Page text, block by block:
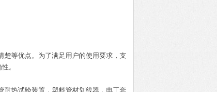
楚等优点。为了满足用户的使用要求，支
。
耐热试验装置，塑料管材划线器，电工套